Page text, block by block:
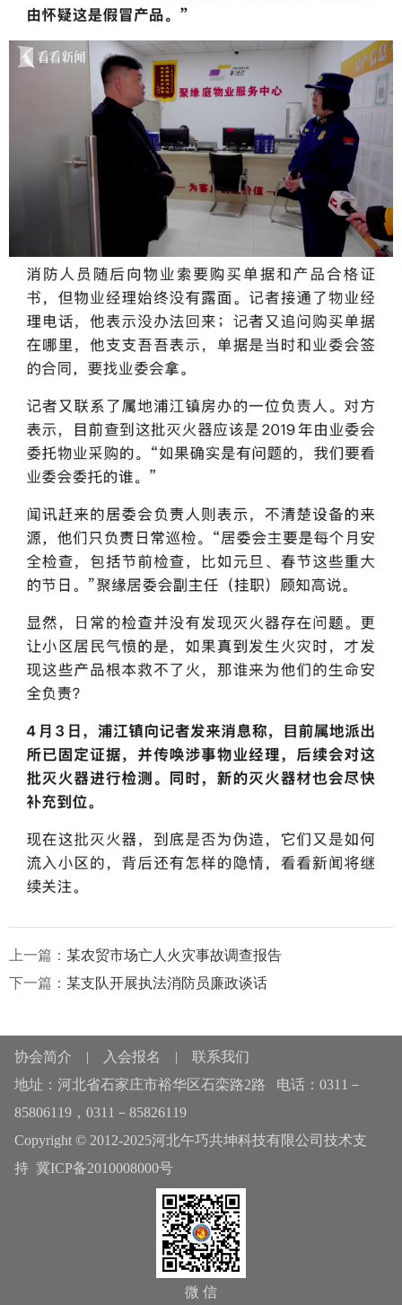
上一篇： 某农贸市场亡人火灾事故调查报告
下一篇： 某支队开展执法消防员廉政谈话
协会简介 | 入会报名 | 联系我们
地址：河北省石家庄市裕华区石栾路2路 电话：0311－
85806119，0311－85826119
Copyright © 2012-2025河北午巧共坤科技有限公司技术支
持 冀ICP备2010008000号
微 信